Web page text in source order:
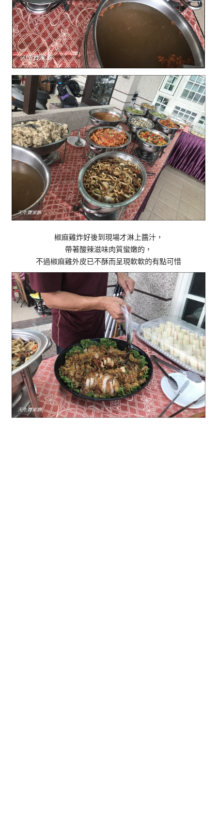
椒麻雞炸好後到現場才淋上醬汁，
帶著酸辣滋味肉質蠻嫩的，
不過椒麻雞外皮已不酥而呈現軟軟的有點可惜